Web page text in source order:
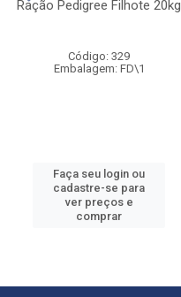
Ração Pedigree Filhote 20kg
Código: 329
Embalagem: FD\1
Faça seu login ou
cadastre-se para
ver preços e
comprar